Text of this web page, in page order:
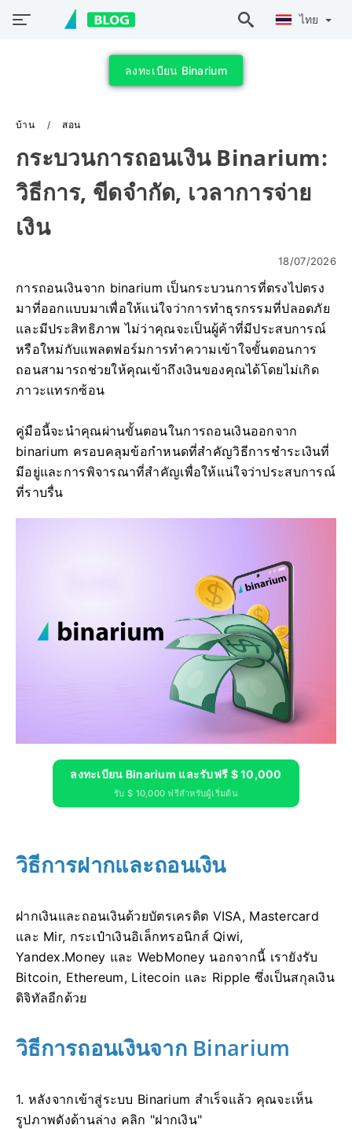
ไทย
ลงทะเบียน Binarium
บ้าน สอน
กระบวนการถอนเงิน Binarium:
วิธีการ, ขีดจำกัด, เวลาการจ่าย
เงิน
18/07/2026
การถอนเงินจาก binarium เป็นกระบวนการที่ตรงไปตรง
มาที่ออกแบบมาเพื่อให้แน่ใจว่าการทำธุรกรรมที่ปลอดภัย
และมีประสิทธิภาพ ไม่ว่าคุณจะเป็นผู้ค้าที่มีประสบการณ์
หรือใหม่กับแพลตฟอร์มการทำความเข้าใจขั้นตอนการ
ถอนสามารถช่วยให้คุณเข้าถึงเงินของคุณได้โดยไม่เกิด
ภาวะแทรกซ้อน
คู่มือนี้จะนำคุณผ่านขั้นตอนในการถอนเงินออกจาก
binarium ครอบคลุมข้อกำหนดที่สำคัญวิธีการชำระเงินที่
มีอยู่และการพิจารณาที่สำคัญเพื่อให้แน่ใจว่าประสบการณ์
ที่ราบรื่น
ลงทะเบียน Binarium และรับฟรี $ 10,000
รับ $ 10,000 ฟรีสำหรับผู้เริ่มต้น
วิธีการฝากและถอนเงิน
ฝากเงินและถอนเงินด้วยบัตรเครดิต VISA, Mastercard
และ Mir, กระเป๋าเงินอิเล็กทรอนิกส์ Qiwi,
Yandex.Money และ WebMoney นอกจากนี้ เรายังรับ
Bitcoin, Ethereum, Litecoin และ Ripple ซึ่งเป็นสกุลเงิน
ดิจิทัลอีกด้วย
วิธีการถอนเงินจาก Binarium
1. หลังจากเข้าสู่ระบบ Binarium สำเร็จแล้ว คุณจะเห็น
รูปภาพดังด้านล่าง คลิก "ฝากเงิน"